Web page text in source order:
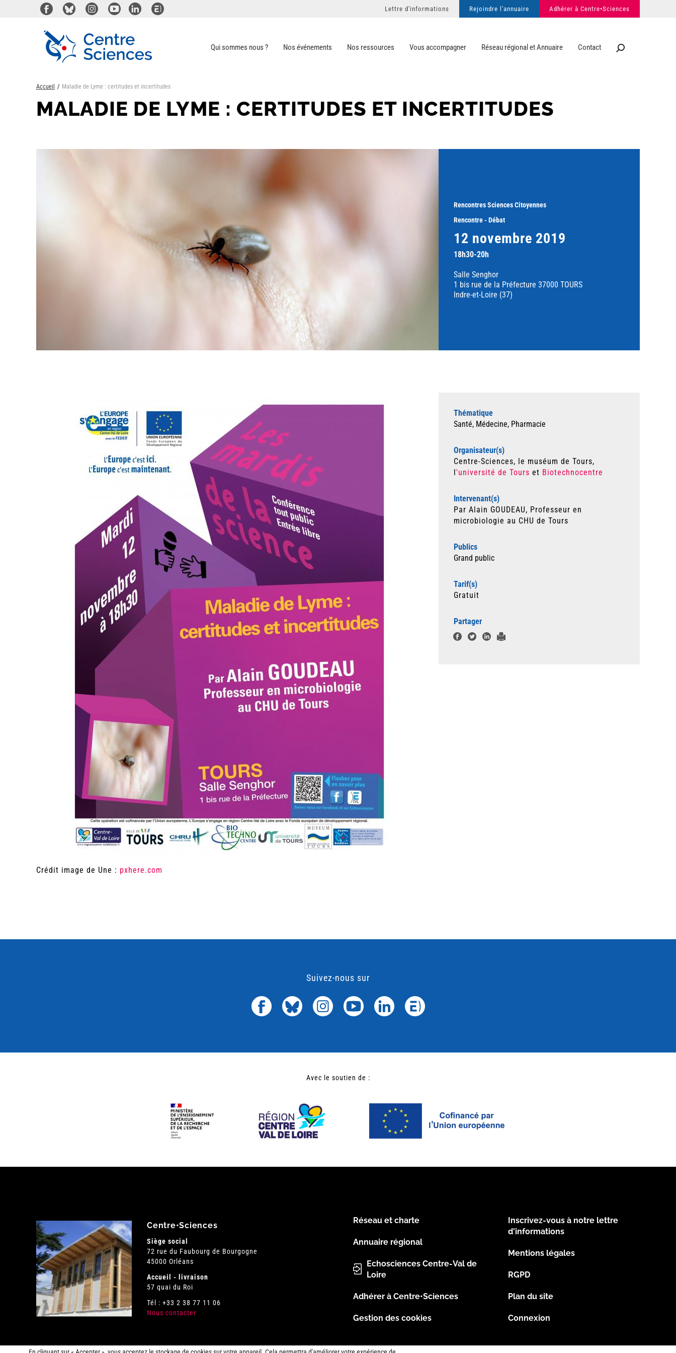
Qui sommes nous ? Nos événements Nos ressources Vous accompagner Réseau régional et Annuaire Contact
Lettre d'informations Rejoindre l'annuaire Adhérer à Centre•Sciences
Accueil Maladie de Lyme : certitudes et incertitudes
MALADIE DE LYME : CERTITUDES ET INCERTITUDES
Rencontres Sciences Citoyennes
Rencontre - Débat
12 novembre 2019
18h30-20h
Salle Senghor
1 bis rue de la Préfecture 37000 TOURS
Indre-et-Loire (37)
Crédit image de Une : pxhere.com
Thématique
Santé, Médecine, Pharmacie
Organisateur(s)
Centre-Sciences, le muséum de Tours,
l'université de Tours et Biotechnocentre
Intervenant(s)
Par Alain GOUDEAU, Professeur en
microbiologie au CHU de Tours
Publics
Grand public
Tarif(s)
Gratuit
Partager
Suivez-nous sur
Avec le soutien de :
Centre•Sciences
Siège social
72 rue du Faubourg de Bourgogne
45000 Orléans
Accueil - livraison
57 quai du Roi
Tél : +33 2 38 77 11 06
Nous contacter
Menu
Pied
de
page
Réseau et charte
Annuaire régional
Echosciences Centre-Val de
Loire
Adhérer à Centre•Sciences
Gestion des cookies
Footer
2
Inscrivez-vous à notre lettre
d'informations
Mentions légales
RGPD
Plan du site
Connexion